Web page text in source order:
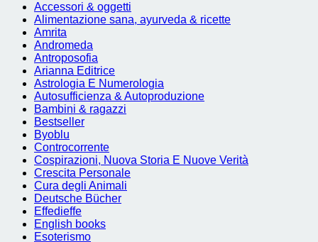
Accessori & oggetti
Alimentazione sana, ayurveda & ricette
Amrita
Andromeda
Antroposofia
Arianna Editrice
Astrologia E Numerologia
Autosufficienza & Autoproduzione
Bambini & ragazzi
Bestseller
Byoblu
Controcorrente
Cospirazioni, Nuova Storia E Nuove Verità
Crescita Personale
Cura degli Animali
Deutsche Bücher
Effedieffe
English books
Esoterismo